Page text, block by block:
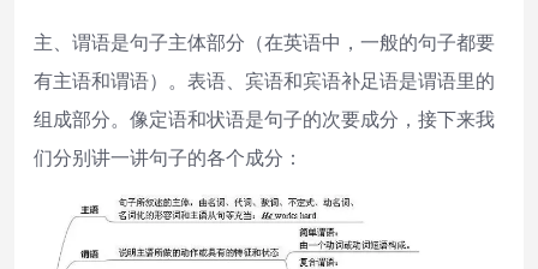
主、谓语是句子主体部分（在英语中，一般的句子都要
有主语和谓语）。表语、宾语和宾语补足语是谓语里的
组成部分。像定语和状语是句子的次要成分，接下来我
们分别讲一讲句子的各个成分：